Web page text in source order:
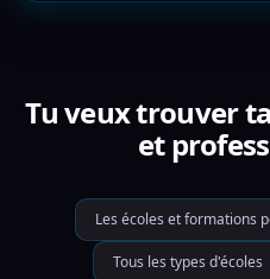
Tu veux trouver
et
Les écoles et formations
Tous les types d'écoles